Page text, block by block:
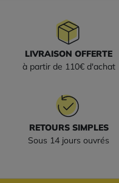
LIVRAISON OFFERTE
à partir de 110€ d'achat
RETOURS SIMPLES
Sous 14 jours ouvrés